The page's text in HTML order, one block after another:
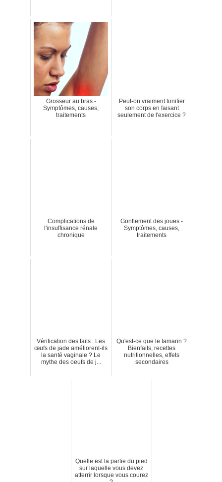
Grosseur au bras -
Symptômes, causes,
traitements
Peut-on vraiment tonifier
son corps en faisant
seulement de l'exercice ?
Complications de
l'insuffisance rénale
chronique
Gonflement des joues -
Symptômes, causes,
traitements
Vérification des faits : Les
œufs de jade améliorent-ils
la santé vaginale ? Le
mythe des oeufs de j...
Qu'est-ce que le tamarin ?
Bienfaits, recettes
nutritionnelles, effets
secondaires
Quelle est la partie du pied
sur laquelle vous devez
atterrir lorsque vous courez